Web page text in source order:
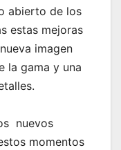
abierto de los
estas mejoras
imagen
la gama y una
nuevos
momentos